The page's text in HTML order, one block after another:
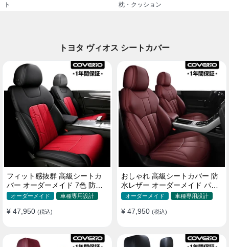
ト
枕・クッション
トヨタ ヴィオス シートカバー
フィット感抜群 高級シートカ
バー オーダーメイド 7色 防水
レザー おしゃれ 全席セット
オーダーメイド 車種専用設計
¥ 47,950 (税込)
おしゃれ 高級シートカバー 防
水レザー オーダーメイド パン
チング加工 9色 全席セット
オーダーメイド 車種専用設計
¥ 47,950 (税込)